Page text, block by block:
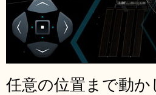
任意の位置まで動